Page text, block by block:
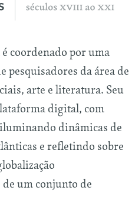
coordenado por uma
pesquisadores da área de
arte e literatura. Seu
digital, com
dinâmicas de
e refletindo sobre
um conjunto de